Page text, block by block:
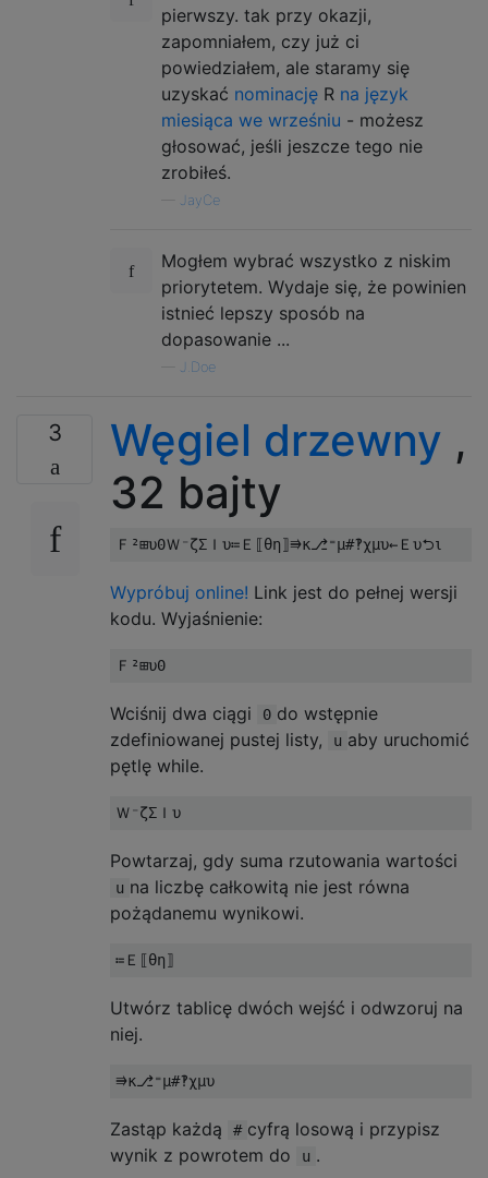
pierwszy. tak przy okazji,
zapomniałem, czy już ci
powiedziałem, ale staramy się
uzyskać nominację R na język
miesiąca we wrześniu - możesz
głosować, jeśli jeszcze tego nie
zrobiłeś.
JayCe
Mogłem wybrać wszystko z niskim
priorytetem. Wydaje się, że powinien
istnieć lepszy sposób na
dopasowanie ...
J.Doe
3 Węgiel drzewny ,
32 bajty
Wypróbuj online! Link jest do pełnej wersji
kodu. Wyjaśnienie:
Wciśnij dwa ciągi 0 do wstępnie
zdefiniowanej pustej listy,
u aby uruchomić
pętlę while.
Powtarzaj, gdy suma rzutowania wartości
u na liczbę całkowitą nie jest równa
pożądanemu wynikowi.
Utwórz tablicę dwóch wejść i odwzoruj na
niej.
Zastąp każdą # cyfrą losową i przypisz
wynik z powrotem do
u .